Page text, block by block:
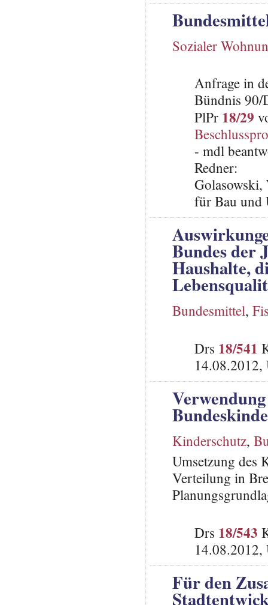
Sozialer
Anfrage in
Bündnis 90/
PlPr 18/29
- mdl
Redner:
Golasowski,
für Bau und
Bundes der
Haushalte,
Bundesmittel,
Drs 18/541
Kinderschutz,
Umsetzung des
Verteilung in
Drs 18/543
14.08.2012,
Für den